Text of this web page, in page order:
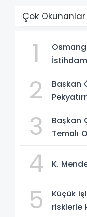
Çok Okunanlar
1
2
Başkan
3
Başkan
Temalı
4 K.
5
Küçük
risklerle